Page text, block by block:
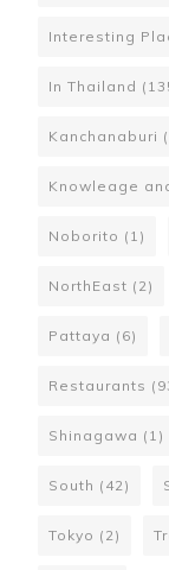
Interesting
In Thailand
Kanchanaburi
Knowleage
Noborito (1)
NorthEast (2)
Pattaya (6)
Restaurants
Shinagawa (1)
South (42)
Tokyo (2)